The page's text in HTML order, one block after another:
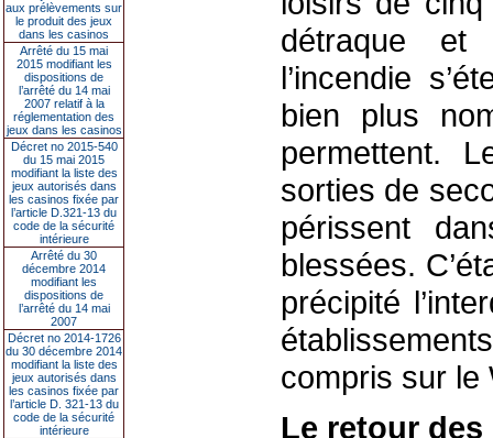
aux prélèvements sur
le produit des jeux
dans les casinos
Arrêté du 15 mai
2015 modifiant les
dispositions de
l’arrêté du 14 mai
2007 relatif à la
réglementation des
jeux dans les casinos
Décret no 2015-540
du 15 mai 2015
modifiant la liste des
jeux autorisés dans
les casinos fixée par
l’article D.321-13 du
code de la sécurité
intérieure
Arrêté du 30
décembre 2014
modifiant les
dispositions de
l’arrêté du 14 mai
2007
Décret no 2014-1726
du 30 décembre 2014
modifiant la liste des
jeux autorisés dans
les casinos fixée par
l’article D. 321-13 du
code de la sécurité
intérieure
détraque et
l’incendie
bien plus
permettent.
sorties de
périssent
blessées.
précipité
compris sur le
Le retour